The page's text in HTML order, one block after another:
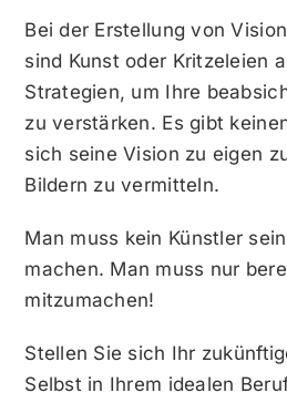
Bei der Erstellung von
sind Kunst oder Kritzeleien
Strategien, um Ihre
zu verstärken. Es gibt
sich seine Vision zu eigen
Bildern zu vermitteln.
Man muss kein Künstler
machen. Man muss nur
mitzumachen!
Stellen Sie sich Ihr
Selbst in Ihrem idealen